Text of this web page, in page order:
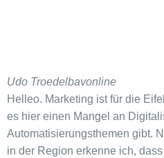
Udo Troedelbavonline
Helleo. Marketing ist für die
es hier einen Mangel an
Automatisierungsthemen gibt.
in der Region erkenne ich,